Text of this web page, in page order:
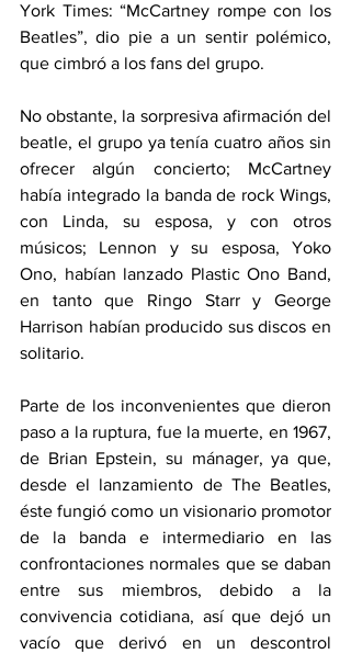
York Times: “McCartney rompe con los
Beatles”, dio pie a un sentir polémico,
que cimbró a los fans del grupo.
No obstante, la sorpresiva afirmación del
beatle, el grupo ya tenía cuatro años sin
ofrecer algún concierto; McCartney
había integrado la banda de rock Wings,
con Linda, su esposa, y con otros
músicos; Lennon y su esposa, Yoko
Ono, habían lanzado Plastic Ono Band,
en tanto que Ringo Starr y George
Harrison habían producido sus discos en
solitario.
Parte de los inconvenientes que dieron
paso a la ruptura, fue la muerte, en 1967,
de Brian Epstein, su mánager, ya que,
desde el lanzamiento de The Beatles,
éste fungió como un visionario promotor
de la banda e intermediario en las
confrontaciones normales que se daban
entre sus miembros, debido a la
convivencia cotidiana, así que dejó un
vacío que derivó en un descontrol